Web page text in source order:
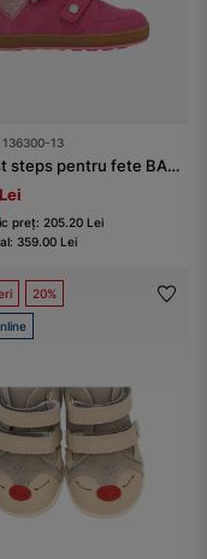
136300-13
Mini first steps pentru fete BARTEK 136300-13, fucsia
preț: 205.20 Lei
359.00 Lei
20%